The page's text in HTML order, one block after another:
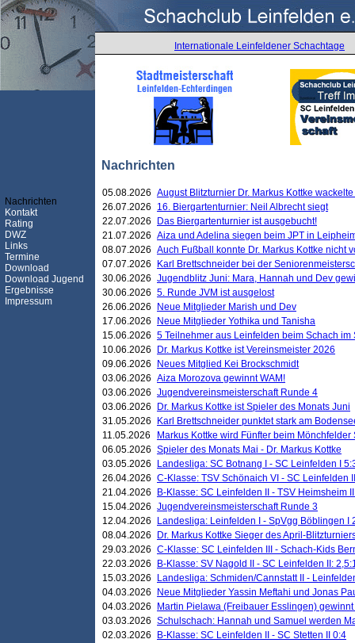
Internationale Leinfeldener Schachtage
Nachrichten
Nachrichten
Kontakt
Rating
DWZ
Links
Termine
Download
Download Jugend
Ergebnisse
Impressum
05.08.2026 August Blitzturnier Dr. Markus Kottke
26.07.2026
16. Biergartenturnier: Neil Albrecht siegt
22.07.2026
Das Biergartenturnier ist ausgebucht!
21.07.2026 Aiza und Adelina siegen beim JPT in
08.07.2026 Auch Fußball konnte Dr. Markus Kottke nicht
07.07.2026
Karl Brettschneider bei der
30.06.2026 Jugendblitz Juni: Mara, Hannah und Dev
30.06.2026 5. Runde JVM ist ausgelost
26.06.2026
Neue Mitglieder Marish und Dev
17.06.2026
Neue Mitglieder Yothika und Tanisha
15.06.2026 5 Teilnehmer aus Leinfelden beim Schach
10.06.2026
Dr. Markus Kottke ist Vereinsmeister 2026
09.06.2026
Neues Mitglied Kei Brockschmidt
03.06.2026 Aiza Morozova gewinnt WAM!
03.06.2026 Jugendvereinsmeisterschaft Runde 4
03.06.2026
Dr. Markus Kottke ist Spieler des Monats Juni
31.05.2026
Karl Brettschneider punktet stark am
11.05.2026
Markus Kottke wird Fünfter beim
06.05.2026 Spieler des Monats Mai - Dr. Markus Kottke
03.05.2026
Landesliga: SC Botnang I - SC Leinfelden I
26.04.2026 C-Klasse: TSV Schönaich VI - SC Leinfelden
21.04.2026
B-Klasse: SC Leinfelden II - TSV Heimsheim
15.04.2026 Jugendvereinsmeisterschaft Runde 3
12.04.2026
Landesliga: Leinfelden I - SpVgg Böblingen I
08.04.2026
Dr. Markus Kottke Sieger des April-
29.03.2026 C-Klasse: SC Leinfelden III - Schach-Kids
22.03.2026
B-Klasse: SV Nagold II - SC Leinfelden II:
15.03.2026
Landesliga: Schmiden/Cannstatt II -
04.03.2026
Neue Mitglieder Yassin Meftahi und Jonas
04.03.2026
Martin Pielawa (Freibauer Esslingen)
03.03.2026 Schulschach: Hannah und Samuel werden
02.03.2026
B-Klasse: SC Leinfelden II - SC Stetten II 0:4